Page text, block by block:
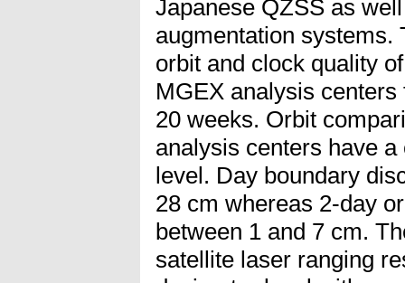
Japanese QZSS as
augmentation systems.
orbit and clock quality
MGEX analysis
20 weeks. Orbit
analysis centers have
level. Day boundary
28 cm whereas 2-day
between 1 and 7 cm.
satellite laser ranging